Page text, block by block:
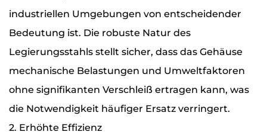
industriellen Umgebungen von entscheidender
Bedeutung ist. Die robuste Natur des
Legierungsstahls stellt sicher, dass das Gehäuse
mechanische Belastungen und Umweltfaktoren
ohne signifikanten Verschleiß ertragen kann, was
die Notwendigkeit häufiger Ersatz verringert.
2. Erhöhte Effizienz